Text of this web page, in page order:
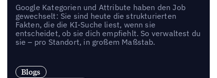
Google Kategorien und Attribute haben den Job
gewechselt: Sie sind heute die strukturierten
Fakten, die die KI-Suche liest, wenn sie
entscheidet, ob sie dich empfiehlt. So verwaltest du
sie – pro Standort, in großem Maßstab.
Blogs